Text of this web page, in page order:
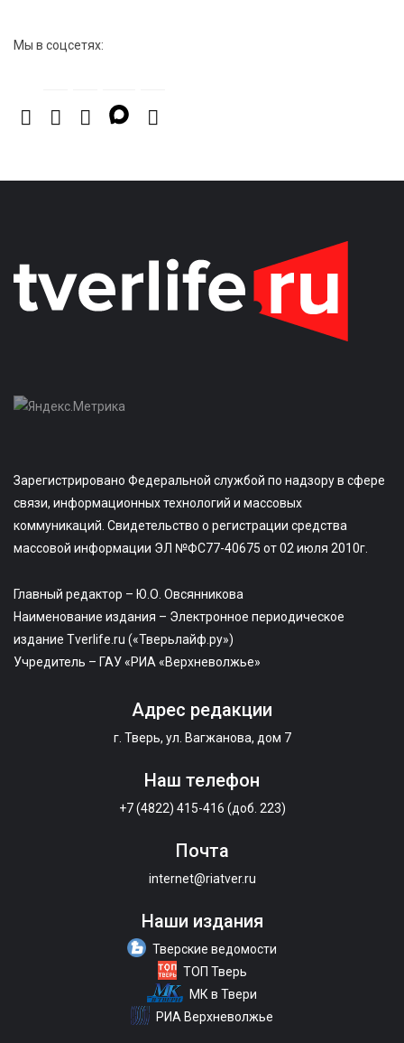
Мы в соцсетях:
Зарегистрировано Федеральной службой по надзору в сфере
связи, информационных технологий и массовых
коммуникаций. Свидетельство о регистрации средства
массовой информации ЭЛ №ФС77-40675 от 02 июля 2010г.
Главный редактор – Ю.О. Овсянникова
Наименование издания – Электронное периодическое
издание Tverlife.ru («Тверьлайф.ру»)
Учредитель – ГАУ «РИА «Верхневолжье»
Адрес редакции
г. Тверь, ул. Вагжанова, дом 7
Наш телефон
+7 (4822) 415-416 (доб. 223)
Почта
internet@riatver.ru
Наши издания
Тверские ведомости
ТОП Тверь
МК в Твери
РИА Верхневолжье